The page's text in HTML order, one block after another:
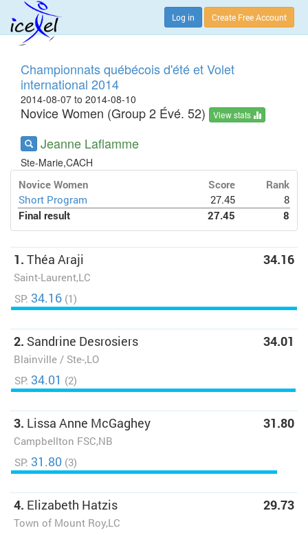
Log in Create Free Account
Championnats québécois d'été et Volet
international 2014
2014-08-07 to 2014-08-10
Novice Women (Group 2 Évé. 52) View stats
Jeanne Laflamme
Ste-Marie,CACH
Novice Women Score
Rank
Short Program
27.45
8
Final result
27.45 8
1. Théa Araji
Saint-Laurent,LC
34.16
SP: 34.16 (1)
2. Sandrine Desrosiers
Blainville / Ste-,LO
34.01
SP: 34.01 (2)
3. Lissa Anne McGaghey
Campbellton FSC,NB
31.80
SP: 31.80 (3)
4. Elizabeth Hatzis
Town of Mount Roy,LC
29.73